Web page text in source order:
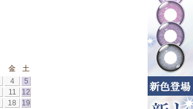
金
土
4
5
11
12
18
19